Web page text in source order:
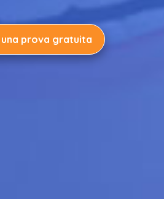
una prova gratuita